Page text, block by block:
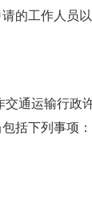
请的工作人员
交通运输行政
括下列事项：